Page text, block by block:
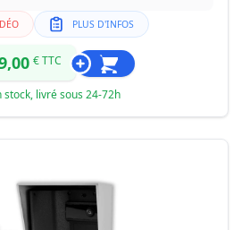
PLUS D'INFOS
€ TTC
stock, livré sous 24-72h